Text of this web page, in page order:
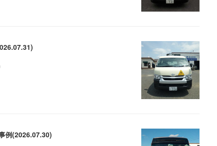
例(2026.07.30)